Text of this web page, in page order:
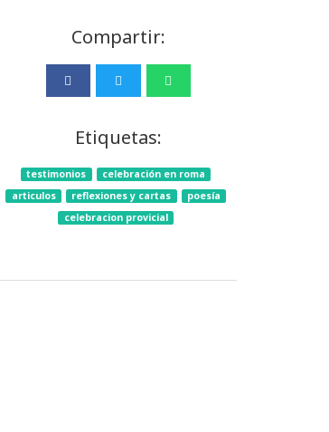
Compartir:
Etiquetas:
testimonios
celebración en roma
articulos
reflexiones y cartas
poesía
celebracion provicial